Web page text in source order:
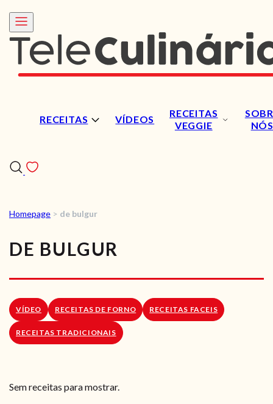
RECEITAS VÍDEOS
RECEITAS
VEGGIE
NÓS
RECEITAS VEGGIE
SOBRE NÓS
LOJA ONLINE
Homepage > de bulgur
DE BULGUR
VÍDEO RECEITAS DE FORNO RECEITAS FACEIS
RECEITAS TRADICIONAIS
Sem receitas para mostrar.